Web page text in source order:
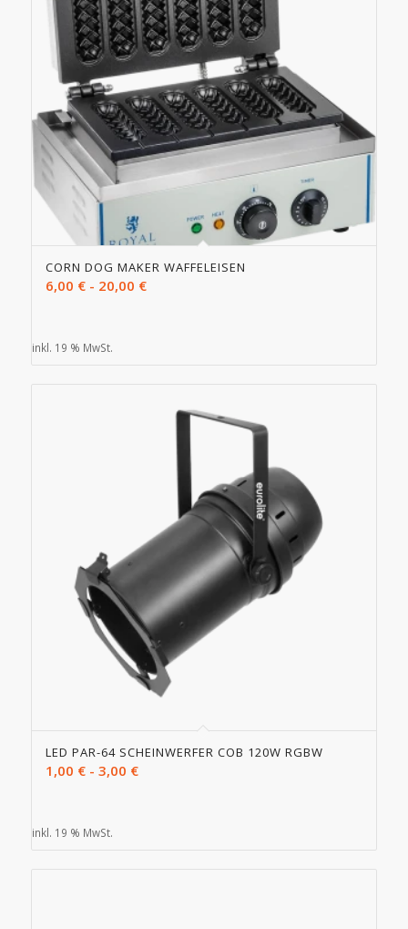
CORN DOG MAKER WAFFELEISEN
6,00 €- 20,00 €
inkl. 19 % MwSt.
LED PAR-64 SCHEINWERFER COB 120W RGBW
1,00 €- 3,00 €
inkl. 19 % MwSt.